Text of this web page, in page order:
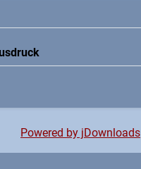
Powered by jDownloads